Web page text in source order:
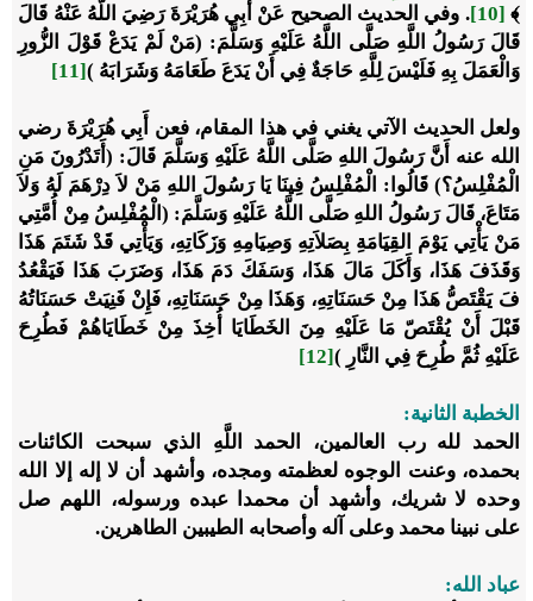
﴾ [10]
. وفي الحديث الصحيح عَنْ أَبِي هُرَيْرَةَ رَضِيَ اللَّهُ عَنْهُ قَالَ
قَالَ رَسُولُ اللَّهِ صَلَّى اللَّهُ عَلَيْهِ وَسَلَّمَ: (مَنْ لَمْ يَدَعْ قَوْلَ الزُّورِ
وَالْعَمَلَ بِهِ فَلَيْسَ لِلَّهِ حَاجَةٌ فِي أَنْ يَدَعَ طَعَامَهُ وَشَرَابَهُ )[11]
ولعل الحديث الآتي يغني في هذا المقام، فعن أَبِي هُرَيْرَةَ رضي
الله عنه أَنَّ رَسُولَ اللهِ صَلَّى اللَّهُ عَلَيْهِ وَسَلَّمَ قَالَ: (أَتَدْرُونَ مَنِ
الْمُفْلِسُ؟) قَالُوا: الْمُفْلِسُ فِينَا يَا رَسُولَ اللهِ مَنْ لاَ دِرْهَمَ لَهُ وَلاَ
مَتَاعَ، قَالَ رَسُولُ اللهِ صَلَّى اللَّهُ عَلَيْهِ وَسَلَّمَ: (الْمُفْلِسُ مِنْ أُمَّتِي
مَنْ يَأْتِي يَوْمَ القِيَامَةِ بِصَلاَتِهِ وَصِيَامِهِ وَزَكَاتِهِ، وَيَأْتِي قَدْ شَتَمَ هَذَا
وَقَذَفَ هَذَا، وَأَكَلَ مَالَ هَذَا، وَسَفَكَ دَمَ هَذَا، وَضَرَبَ هَذَا فَيَقْعُدُ
فَ يَقْتَصُّ هَذَا مِنْ حَسَنَاتِهِ، وَهَذَا مِنْ حَسَنَاتِهِ، فَإِنْ فَنِيَتْ حَسَنَاتُهُ
قَبْلَ أَنْ يُقْتَصّ مَا عَلَيْهِ مِنَ الخَطَايَا أُخِذَ مِنْ خَطَايَاهُمْ فَطُرِحَ
عَلَيْهِ ثُمَّ طُرِحَ فِي النَّارِ )[12]
الخطبة الثانية:
الحمد لله رب العالمين، الحمد اللَّهِ الذي سبحت الكائنات
بحمده، وعنت الوجوه لعظمته ومجده، وأشهد أن لا إله إلا الله
وحده لا شريك، وأشهد أن محمدا عبده ورسوله، اللهم صل
على نبينا محمد وعلى آله وأصحابه الطيبين الطاهرين.
عباد الله: